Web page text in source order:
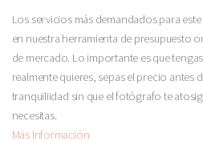
Los servicios más demandados para
en nuestra herramienta de presupuesto
de mercado. Lo importante es que
realmente quieres, sepas el precio antes
tranquiliidad sin que el fotógrafo te
necesitas.
Más Información